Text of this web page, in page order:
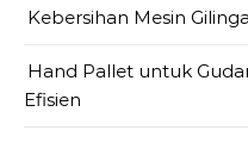
Kebersihan Mesin
Hand Pallet untuk
Efisien